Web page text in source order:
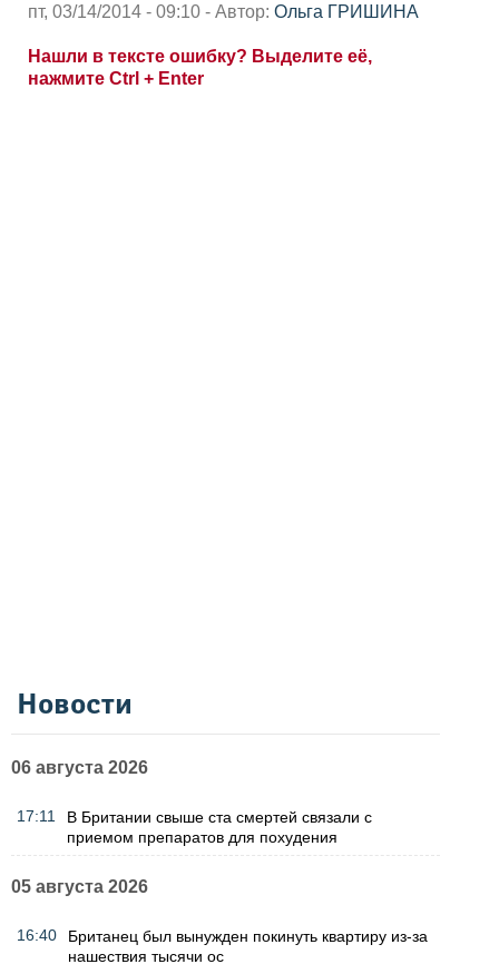
пт, 03/14/2014 - 09:10 - Автор: Ольга ГРИШИНА
Нашли в тексте ошибку? Выделите её,
нажмите Ctrl + Enter
Новости
06 августа 2026
17:11
В Британии свыше ста смертей связали с
приемом препаратов для похудения
05 августа 2026
16:40
Британец был вынужден покинуть квартиру из-за
нашествия тысячи ос